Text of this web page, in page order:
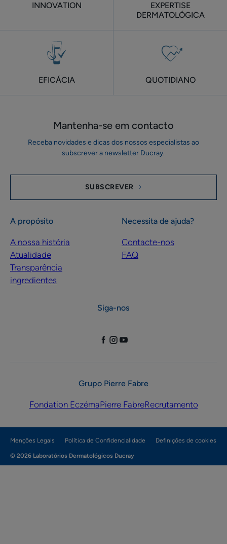
INNOVATION
EXPERTISE
DERMATOLÓGICA
EFICÁCIA QUOTIDIANO
Mantenha-se em ​contacto
Receba novidades e dicas dos nossos especialistas ao
subscrever a newsletter Ducray.
SUBSCREVER
A propósito
A nossa história
Atualidade
Transparência
ingredientes
Necessita de ajuda?
Contacte-nos
FAQ
Siga-nos
Grupo Pierre Fabre
Fondation EczémaPierre FabreRecrutamento
Menções Legais Política de Confidencialidade Definições de cookies
© 2026 Laboratórios Dermatológicos Ducray